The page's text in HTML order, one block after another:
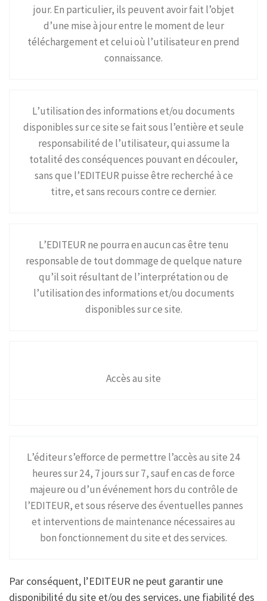
jour. En particulier, ils peuvent avoir fait l’objet
d’une mise à jour entre le moment de leur
téléchargement et celui où l’utilisateur en prend
connaissance.
L’utilisation des informations et/ou documents
disponibles sur ce site se fait sous l’entière et seule
responsabilité de l’utilisateur, qui assume la
totalité des conséquences pouvant en découler,
sans que l’EDITEUR puisse être recherché à ce
titre, et sans recours contre ce dernier.
L’EDITEUR ne pourra en aucun cas être tenu
responsable de tout dommage de quelque nature
qu’il soit résultant de l’interprétation ou de
l’utilisation des informations et/ou documents
disponibles sur ce site.
Accès au site
L’éditeur s’efforce de permettre l’accès au site 24
heures sur 24, 7 jours sur 7, sauf en cas de force
majeure ou d’un événement hors du contrôle de
l’EDITEUR, et sous réserve des éventuelles pannes
et interventions de maintenance nécessaires au
bon fonctionnement du site et des services.
Par conséquent, l’EDITEUR ne peut garantir une
disponibilité du site et/ou des services, une fiabilité des